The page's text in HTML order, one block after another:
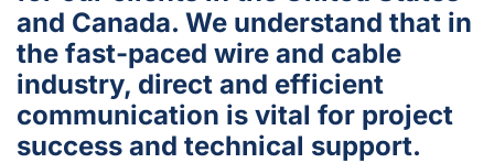
and Canada. We understand that in
the fast-paced wire and cable
industry, direct and efficient
communication is vital for project
success and technical support.